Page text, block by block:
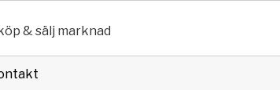
& sälj marknad